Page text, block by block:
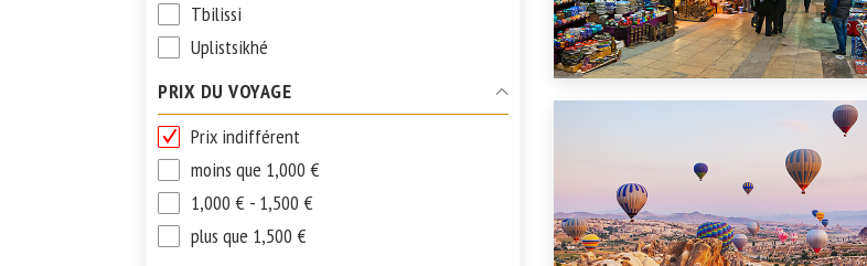
Tbilissi
Uplistsikhé
PRIX DU VOYAGE
Prix indifférent
moins que 1,000 €
1,000 € - 1,500 €
plus que 1,500 €